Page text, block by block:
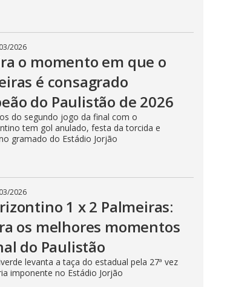
2026
o momento em que o
é consagrado
do Paulistão de 2026
do segundo jogo da final com o
tem gol anulado, festa da torcida e
gramado do Estádio Jorjão
2026
1 x 2 Palmeiras:
os melhores momentos
do Paulistão
levanta a taça do estadual pela 27ª vez
imponente no Estádio Jorjão